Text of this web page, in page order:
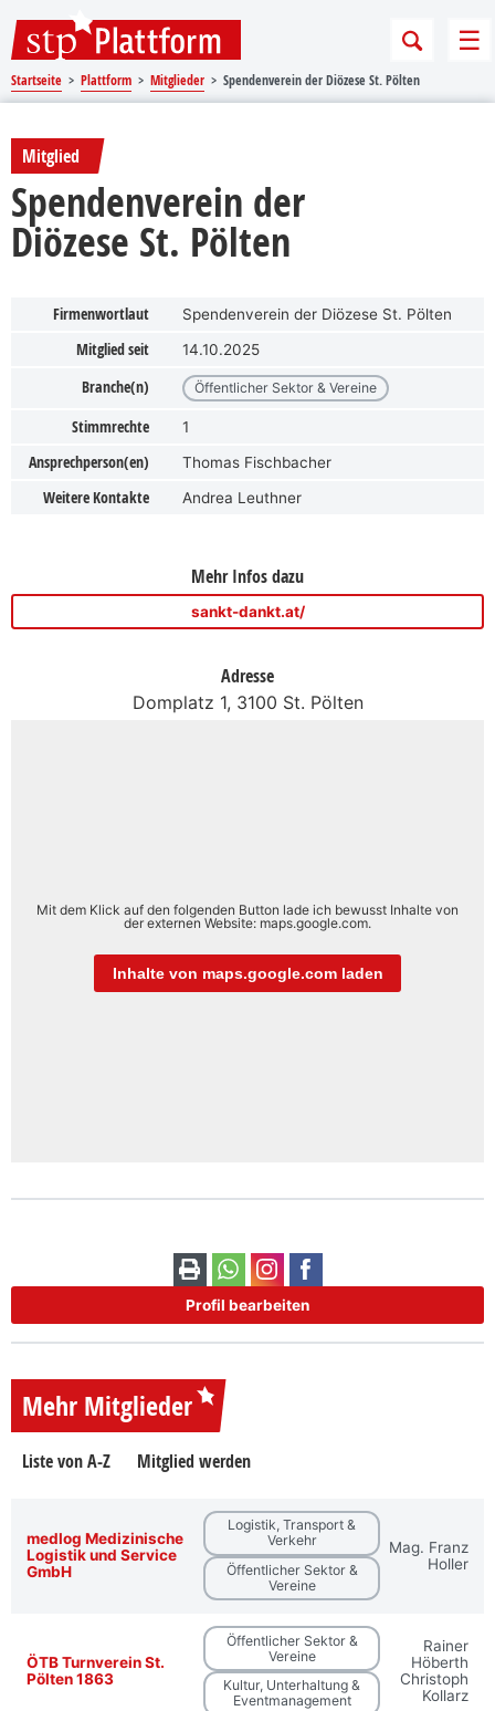
Startseite Plattform Mitglieder Spendenverein der Diözese St. Pölten
Mitglied
Spendenverein der
Diözese St. Pölten
Firmenwortlaut Spendenverein der Diözese St. Pölten
Mitglied seit 14.10.2025
Branche(n) Öffentlicher Sektor & Vereine
Stimmrechte 1
Ansprechperson(en) Thomas Fischbacher
Weitere Kontakte Andrea Leuthner
Mehr Infos dazu
sankt-dankt.at/
Adresse
Domplatz 1, 3100 St. Pölten
Mit dem Klick auf den folgenden Button lade ich bewusst Inhalte von
der externen Website: maps.google.com.
Inhalte von maps.google.com laden
Profil bearbeiten
Mehr Mitglieder
Liste von A-Z Mitglied werden
medlog Medizinische
Logistik und Service
GmbH
Logistik, Transport &
Verkehr
Öffentlicher Sektor &
Vereine
Mag. Franz
Holler
ÖTB Turnverein St.
Pölten 1863
Öffentlicher Sektor &
Vereine
Kultur, Unterhaltung &
Eventmanagement
Rainer
Höberth
Christoph
Kollarz